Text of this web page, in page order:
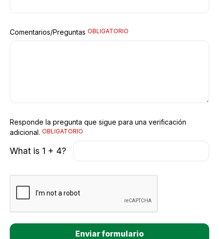
Comentarios/Preguntas OBLIGATORIO
Responde la pregunta que sigue para una verificación
adicional. OBLIGATORIO
What is 1 + 4?